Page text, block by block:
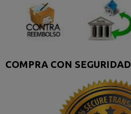
COMPRA CON SEGURIDAD